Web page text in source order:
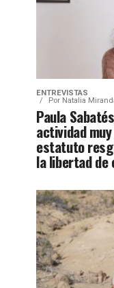
ENTREVISTAS
Por Natalia
Paula
actividad
estatuto
la libertad de